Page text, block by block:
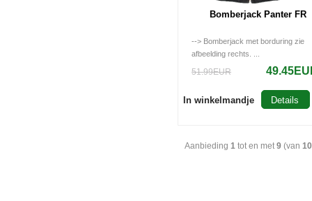
Bomberjack Panter FR
--> Bomberjack met borduring zie
afbeelding rechts. ...
51.99EUR
In winkelmandje Details
Aanbieding 1 tot en met9 (van 10